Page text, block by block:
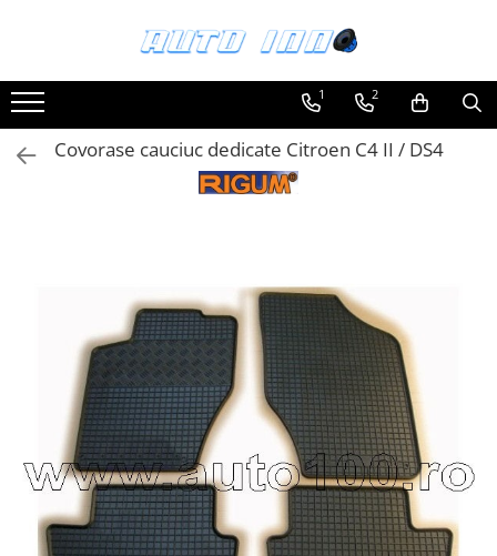
Montaj Sisteme Audio Auto
Accesorii interior
Plase portbagaj
Tavite portbagaj auto
Pachete Audio
Accesorii Sisteme Audio
Conectica
Cupla carkit
Cupla radio aftermarket
Cupla radio OEM
1 2
Covorase cauciuc dedicate Citroen C4 II / DS4